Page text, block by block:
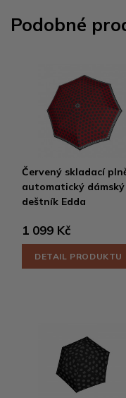
Podobné
Červený skladací
automatický dámský
deštník Edda
1 099 Kč
DETAIL PRODUKTU